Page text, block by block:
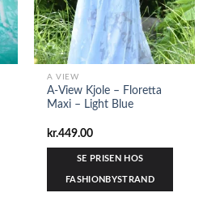
A VIEW
A-View Kjole – Floretta
Maxi – Light Blue
kr.449.00
SE PRISEN HOS
FASHIONBYSTRAND